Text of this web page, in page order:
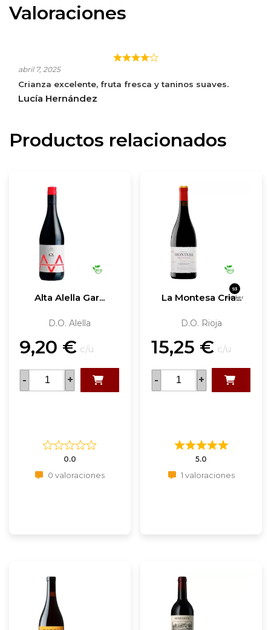
Valoraciones
PROTOS CRIANZA MAGNUM
abril 7, 2025
Crianza excelente, fruta fresca y taninos suaves.
Lucía Hernández
Productos relacionados
Alta Alella Gar...
D.O. Alella
9,20 € c/u
- +
0.0
0 valoraciones
La Montesa Cria...
D.O. Rioja
93
Parker
15,25 € c/u
- +
5.0
1 valoraciones